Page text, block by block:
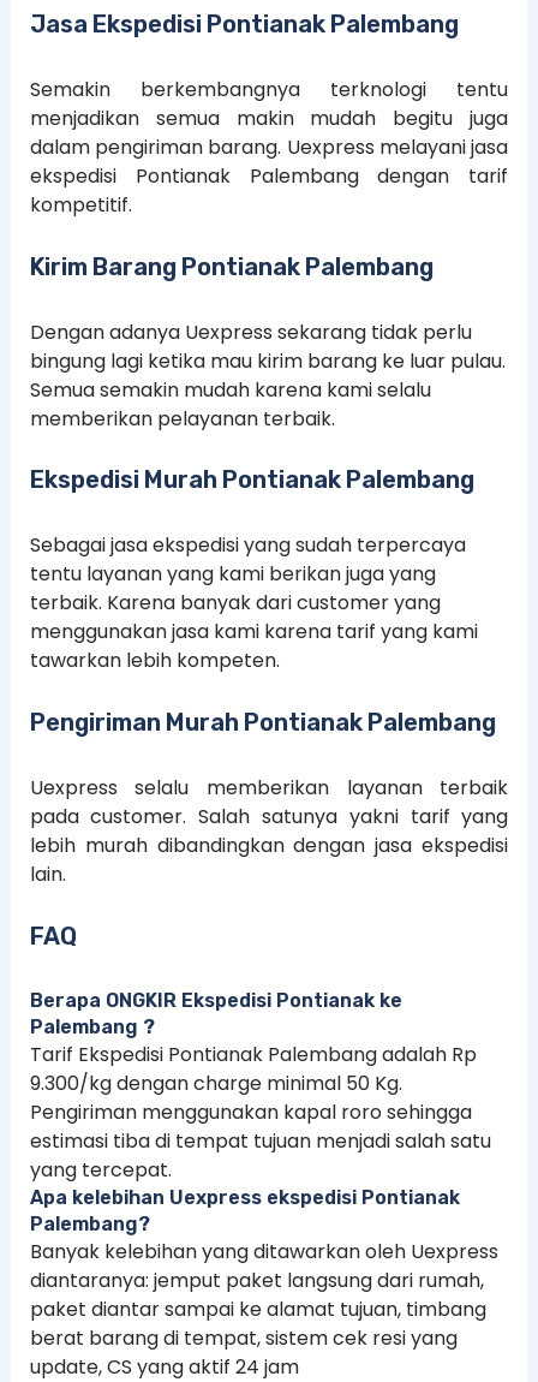
Jasa Ekspedisi Pontianak Palembang
Semakin berkembangnya terknologi tentu
menjadikan semua makin mudah begitu juga
dalam pengiriman barang. Uexpress melayani jasa
ekspedisi Pontianak Palembang dengan tarif
kompetitif.
Kirim Barang Pontianak Palembang
Dengan adanya Uexpress sekarang tidak perlu
bingung lagi ketika mau kirim barang ke luar pulau.
Semua semakin mudah karena kami selalu
memberikan pelayanan terbaik.
Ekspedisi Murah Pontianak Palembang
Sebagai jasa ekspedisi yang sudah terpercaya
tentu layanan yang kami berikan juga yang
terbaik. Karena banyak dari customer yang
menggunakan jasa kami karena tarif yang kami
tawarkan lebih kompeten.
Pengiriman Murah Pontianak Palembang
Uexpress selalu memberikan layanan terbaik
pada customer. Salah satunya yakni tarif yang
lebih murah dibandingkan dengan jasa ekspedisi
lain.
FAQ
Berapa ONGKIR Ekspedisi Pontianak ke
Palembang ?
Tarif Ekspedisi Pontianak Palembang adalah Rp
9.300/kg dengan charge minimal 50 Kg.
Pengiriman menggunakan kapal roro sehingga
estimasi tiba di tempat tujuan menjadi salah satu
yang tercepat.
Apa kelebihan Uexpress ekspedisi Pontianak
Palembang?
Banyak kelebihan yang ditawarkan oleh Uexpress
diantaranya: jemput paket langsung dari rumah,
paket diantar sampai ke alamat tujuan, timbang
berat barang di tempat, sistem cek resi yang
update, CS yang aktif 24 jam